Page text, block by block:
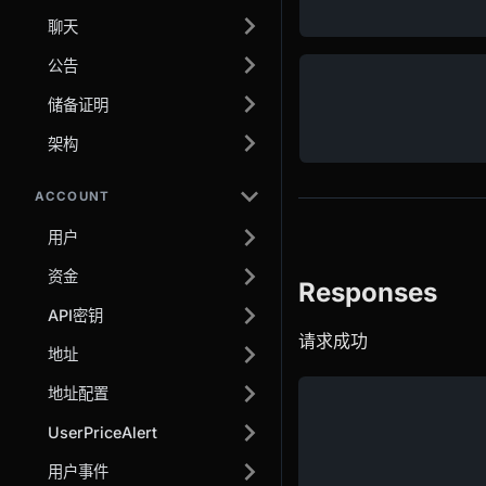
聊天
公告
储备证明
架构
ACCOUNT
用户
资金
API密钥
地址
地址配置
UserPriceAlert
用户事件
Responses
请求成功